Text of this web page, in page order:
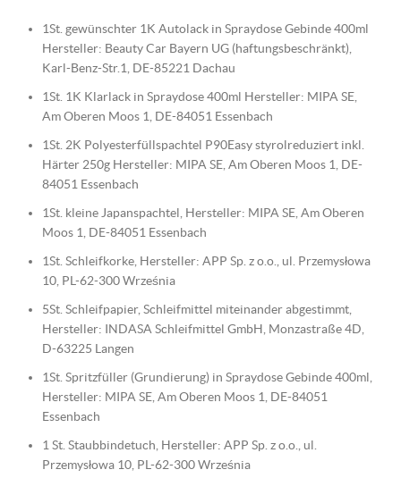
1St. gewünschter 1K Autolack in Spraydose Gebinde 400ml
Hersteller: Beauty Car Bayern UG (haftungsbeschränkt),
Karl-Benz-Str.1, DE-85221 Dachau
1St. 1K Klarlack in Spraydose 400ml Hersteller: MIPA SE,
Am Oberen Moos 1, DE-84051 Essenbach
1St. 2K Polyesterfüllspachtel P90Easy styrolreduziert inkl.
Härter 250g Hersteller: MIPA SE, Am Oberen Moos 1, DE-
84051 Essenbach
1St. kleine Japanspachtel, Hersteller: MIPA SE, Am Oberen
Moos 1, DE-84051 Essenbach
1St. Schleifkorke, Hersteller: APP Sp. z o.o., ul. Przemysłowa
10, PL-62-300 Września
5St. Schleifpapier, Schleifmittel miteinander abgestimmt,
Hersteller: INDASA Schleifmittel GmbH, Monzastraße 4D,
D-63225 Langen
1St. Spritzfüller (Grundierung) in Spraydose Gebinde 400ml,
Hersteller: MIPA SE, Am Oberen Moos 1, DE-84051
Essenbach
1 St. Staubbindetuch, Hersteller: APP Sp. z o.o., ul.
Przemysłowa 10, PL-62-300 Września